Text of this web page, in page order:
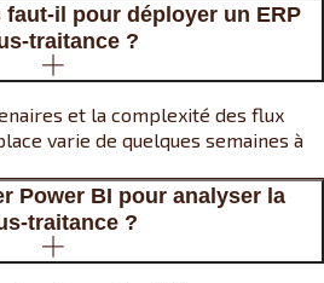
il pour déployer un ERP
traitance ?
et la complexité des flux
varie de quelques semaines à
Power BI pour analyser la
traitance ?